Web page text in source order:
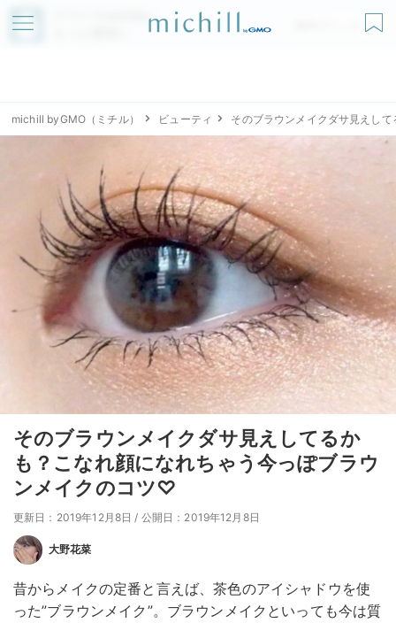
アプリでmichillが
無料ダウンロード
michill byGMO（ミチル） ビューティ そのブラウンメイクダサ見えし
そのブラウンメイクダサ見えしてるか
も？こなれ顔になれちゃう今っぽブラウ
ンメイクのコツ♡
更新日：2019年12月8日 / 公開日：2019年12月8日
大野花菜
昔からメイクの定番と言えば、茶色のアイシャドウを使
った”ブラウンメイク”。ブラウンメイクといっても今は質